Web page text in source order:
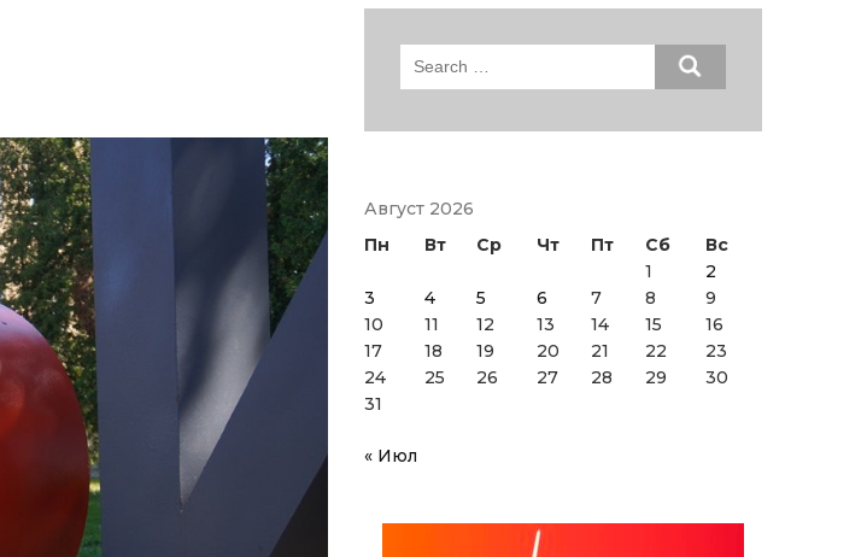
Search
Август 2026
Пн
Вт Ср Чт Пт Сб
Вс
1
2
3
4 5 6 7 8
9
10
11 12 13 14 15
16
17
18 19 20 21 22
23
24
25 26 27 28 29
30
31
« Июл